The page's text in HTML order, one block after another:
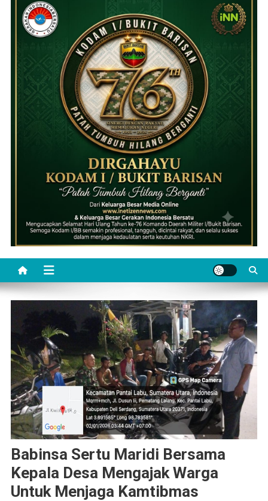
Babinsa Sertu Maridi Bersama
Kepala Desa Mengajak Warga
Untuk Menjaga Kamtibmas